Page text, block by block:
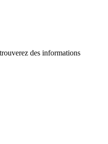
des informations